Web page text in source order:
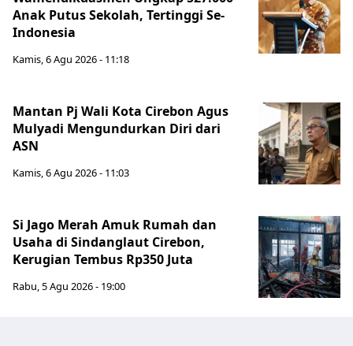
Anak Putus Sekolah, Tertinggi Se-
Indonesia
Kamis, 6 Agu 2026 - 11:18
Mantan Pj Wali Kota Cirebon Agus
Mulyadi Mengundurkan Diri dari
ASN
Kamis, 6 Agu 2026 - 11:03
Si Jago Merah Amuk Rumah dan
Usaha di Sindanglaut Cirebon,
Kerugian Tembus Rp350 Juta
Rabu, 5 Agu 2026 - 19:00